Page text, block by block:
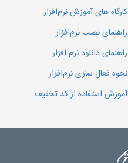
کارگاه های آموزش نرم‌افزار
راهنمای نصب نرم‌افزار
راهنمای دانلود نرم افزار
نحوه فعال سازی نرم‌افزار
آموزش استفاده از کد تخفیف